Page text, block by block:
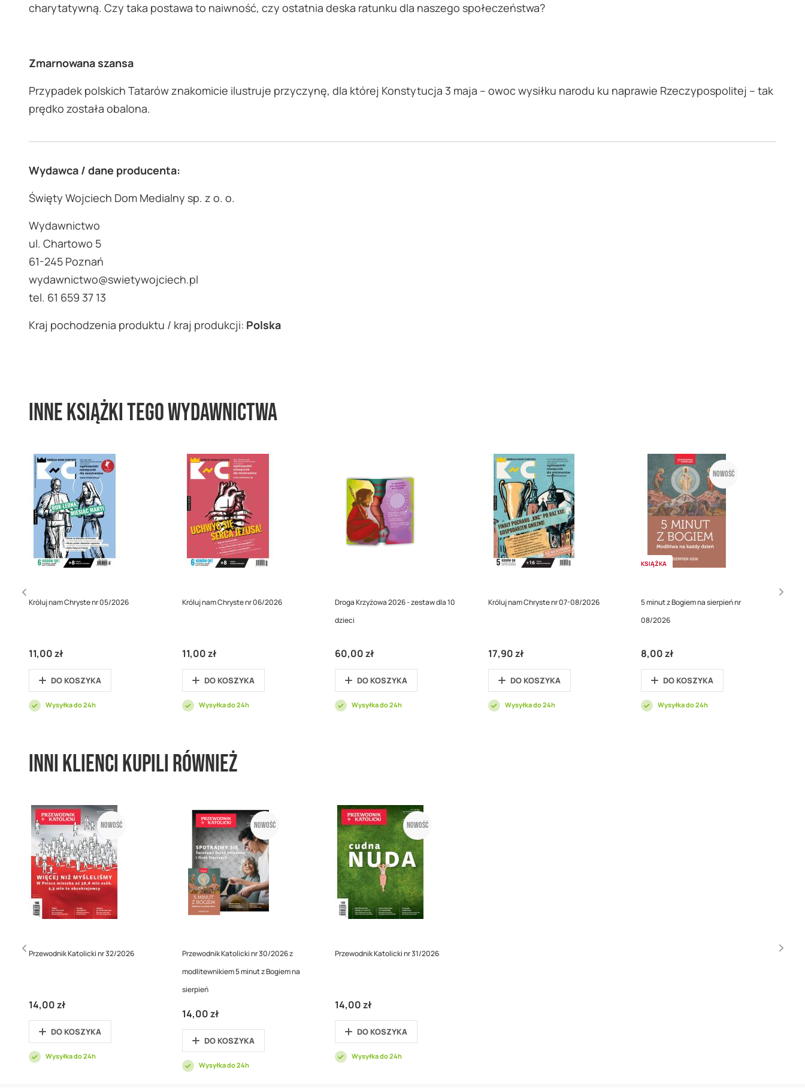
charytatywną. Czy taka postawa to naiwność, czy ostatnia deska ratunku dla naszego społeczeństwa?
Zmarnowana szansa
Przypadek polskich Tatarów znakomicie ilustruje przyczynę, dla której Konstytucja 3 maja – owoc wysiłku narodu ku naprawie Rzeczypospolitej – tak
prędko została obalona.
Wydawca / dane producenta:
Święty Wojciech Dom Medialny sp. z o. o.
Wydawnictwo
ul. Chartowo 5
61-245 Poznań
wydawnictwo@swietywojciech.pl
tel. 61 659 37 13
Kraj pochodzenia produktu / kraj produkcji: Polska
Inne książki tego wydawnictwa
Króluj nam Chryste nr 05/2026
11,00 zł
DO KOSZYKA
Wysyłka do 24h
Króluj nam Chryste nr 06/2026
11,00 zł
DO KOSZYKA
Wysyłka do 24h
Droga Krzyżowa 2026 - zestaw dla 10
dzieci
60,00 zł
DO KOSZYKA
Wysyłka do 24h
Króluj nam Chryste nr 07-08/2026
17,90 zł
DO KOSZYKA
Wysyłka do 24h
Nowość
KSIĄŻKA
5 minut z Bogiem na sierpień nr
08/2026
8,00 zł
DO KOSZYKA
Wysyłka do 24h
Inni klienci kupili również
Nowość
Przewodnik Katolicki nr 32/2026
14,00 zł
DO KOSZYKA
Wysyłka do 24h
Nowość
Przewodnik Katolicki nr 30/2026 z
modlitewnikiem 5 minut z Bogiem na
sierpień
14,00 zł
DO KOSZYKA
Wysyłka do 24h
Nowość
Przewodnik Katolicki nr 31/2026
14,00 zł
DO KOSZYKA
Wysyłka do 24h